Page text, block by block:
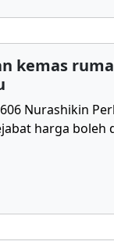
kemas
Nurashikin
harga boleh